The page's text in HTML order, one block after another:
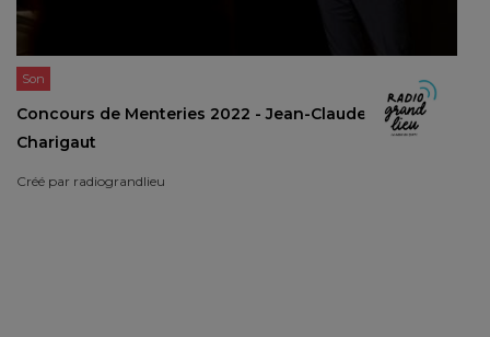
Son
Concours de Menteries 2022 - Jean-Claude
Charigaut
Créé par radiograndlieu